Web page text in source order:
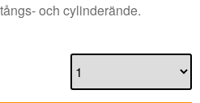
och cylinderände.